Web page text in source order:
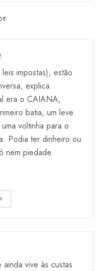
impostas), estão
explica.
era o CAIANA,
batia, um leve
voltinha para o
Podia ter dinheiro ou
nem piedade.
vive às custas